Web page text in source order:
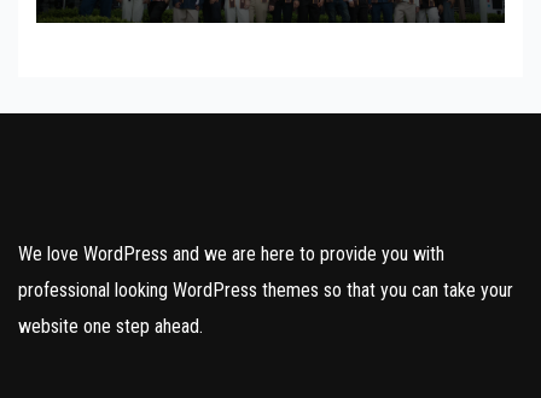
เทียมสู่สังคม
We love WordPress and we are here to provide you with
professional looking WordPress themes so that you can take your
website one step ahead.